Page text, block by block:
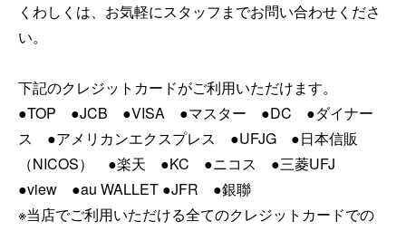
くわしくは、お気軽にスタッフまでお問い合わせくださ
い。
下記のクレジットカードがご利用いただけます。
●TOP ●JCB ●VISA ●マスター ●DC ●ダイナー
ス ●アメリカンエクスプレス ●UFJG ●日本信販
（NICOS） ●楽天 ●KC ●ニコス ●三菱UFJ
●view ●au WALLET ●JFR ●銀聯
※当店でご利用いただける全てのクレジットカードでの